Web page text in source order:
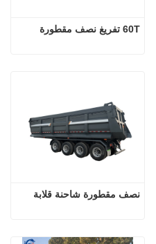
60T تفريغ نصف مقطورة
نصف مقطورة شاحنة قلابة